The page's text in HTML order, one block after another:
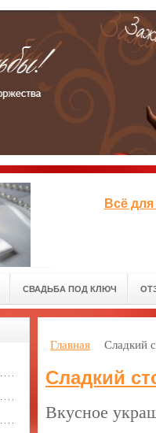
Всё
СВАДЬБА ПОД КЛЮЧ
Главная Сладкий
Сладкий
Вкусное